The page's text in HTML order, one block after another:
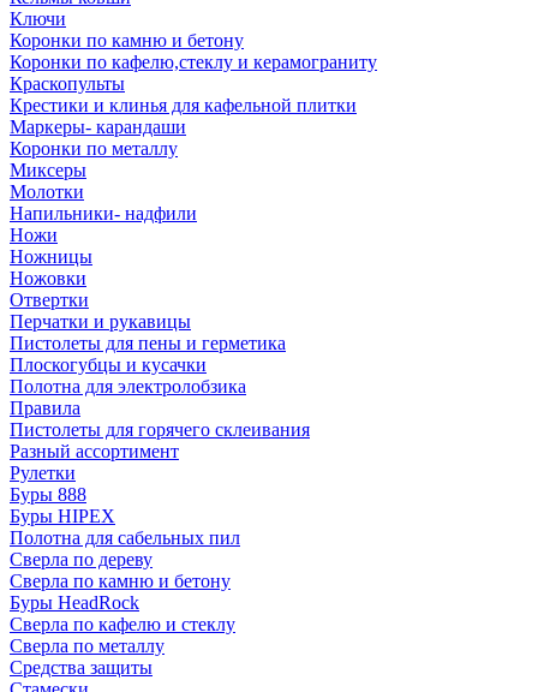
Ключи
Коронки по камню и бетону
Коронки по кафелю,стеклу и керамограниту
Краскопульты
Крестики и клинья для кафельной плитки
Маркеры- карандаши
Коронки по металлу
Миксеры
Молотки
Напильники- надфили
Ножи
Ножницы
Ножовки
Отвертки
Перчатки и рукавицы
Пистолеты для пены и герметика
Плоскогубцы и кусачки
Полотна для электролобзика
Правила
Пистолеты для горячего склеивания
Разный ассортимент
Рулетки
Буры 888
Буры HIPEX
Полотна для сабельных пил
Сверла по дереву
Сверла по камню и бетону
Буры HeadRock
Сверла по кафелю и стеклу
Сверла по металлу
Средства защиты